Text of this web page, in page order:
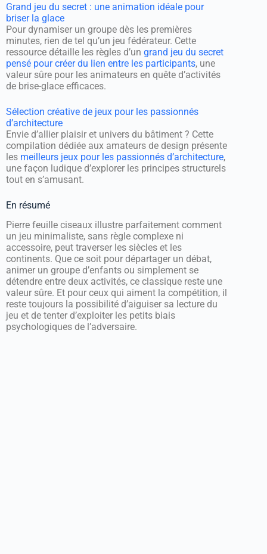
Grand jeu du secret : une animation idéale pour
briser la glace
Pour dynamiser un groupe dès les premières
minutes, rien de tel qu’un jeu fédérateur. Cette
ressource détaille les règles d’un grand jeu du secret
pensé pour créer du lien entre les participants, une
valeur sûre pour les animateurs en quête d’activités
de brise-glace efficaces.
Sélection créative de jeux pour les passionnés
d’architecture
Envie d’allier plaisir et univers du bâtiment ? Cette
compilation dédiée aux amateurs de design présente
les meilleurs jeux pour les passionnés d’architecture,
une façon ludique d’explorer les principes structurels
tout en s’amusant.
En résumé
Pierre feuille ciseaux illustre parfaitement comment
un jeu minimaliste, sans règle complexe ni
accessoire, peut traverser les siècles et les
continents. Que ce soit pour départager un débat,
animer un groupe d’enfants ou simplement se
détendre entre deux activités, ce classique reste une
valeur sûre. Et pour ceux qui aiment la compétition, il
reste toujours la possibilité d’aiguiser sa lecture du
jeu et de tenter d’exploiter les petits biais
psychologiques de l’adversaire.